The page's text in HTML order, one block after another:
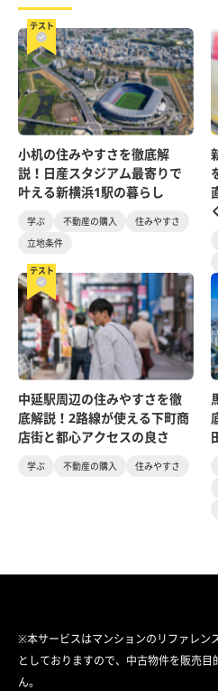
テスト
小机の住みやすさを徹底解
説！日産スタジアム最寄りで
叶える新横浜1駅の暮らし
学ぶ 不動産の購入
住みやすさ
立地条件
テスト
中延駅周辺の住みやすさを徹
底解説！2路線が使える下町商
店街と都心アクセスの良さ
学ぶ 不動産の購入 住みやすさ
※本サービスはマンションのリファレン
としておりますので、中古物件を販売
ん。